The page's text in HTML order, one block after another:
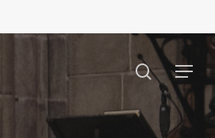
Menu
search